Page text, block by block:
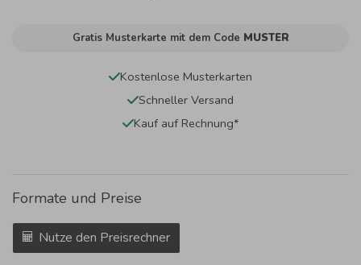
Gratis Musterkarte mit dem Code MUSTER
Kostenlose Musterkarten
Schneller Versand
Kauf auf Rechnung*
Formate und Preise
Nutze den Preisrechner